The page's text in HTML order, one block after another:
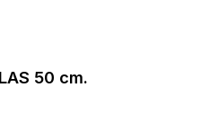
50 cm.